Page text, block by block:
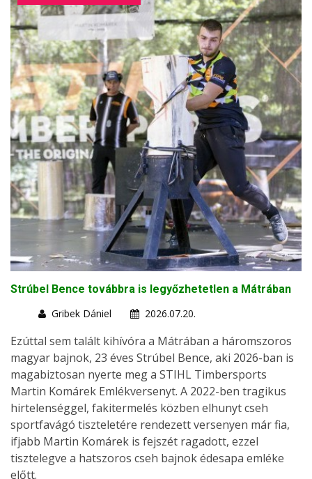
Strúbel Bence továbbra is legyőzhetetlen a Mátrában
Gribek Dániel
2026.07.20.
Ezúttal sem talált kihívóra a Mátrában a háromszoros
magyar bajnok, 23 éves Strúbel Bence, aki 2026-ban is
magabiztosan nyerte meg a STIHL Timbersports
Martin Komárek Emlékversenyt. A 2022-ben tragikus
hirtelenséggel, fakitermelés közben elhunyt cseh
sportfavágó tiszteletére rendezett versenyen már fia,
ifjabb Martin Komárek is fejszét ragadott, ezzel
tisztelegve a hatszoros cseh bajnok édesapa emléke
előtt.